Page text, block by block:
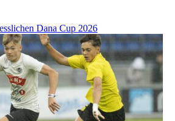
Dana Cup 2026